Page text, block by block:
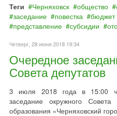
Теги
Черняховск общество
заседание
повестка бюджет
представление
субсидии
Четверг, 28 июня 2018 19:34
Очередное
Совета депутатов
3 июля 2018 года в 15:00
заседание окружного Совета
образования «Черняховский